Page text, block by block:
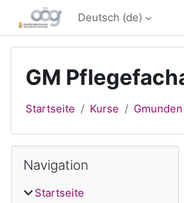
Zum Hauptinhalt
Deutsch ‎(de)‎
GM
Startseite Kurse Gmunden
Blöcke
Navigation
Startseite